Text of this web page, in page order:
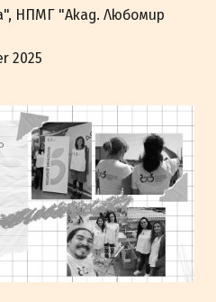
НПМГ "Акад. Любомир
2025